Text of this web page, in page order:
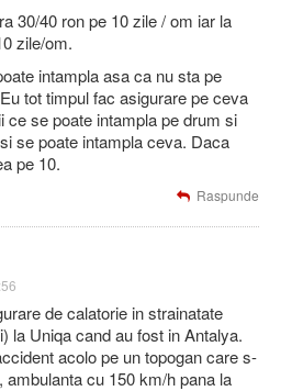
30/40 ron pe 10 zile / om iar la
zile/om.
intampla asa ca nu sta pe
tot timpul fac asigurare pe ceva
ce se poate intampla pe drum si
se poate intampla ceva. Daca
pe 10.
Raspunde
de calatorie in strainatate
la Uniqa cand au fost in Antalya.
acolo pe un topogan care s-
cu 150 km/h pana la